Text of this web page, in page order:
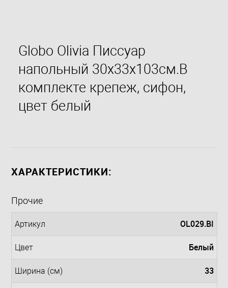
Globo Olivia Писсуар
напольный 30x33x103см.В
комплекте крепеж, сифон,
цвет белый
ХАРАКТЕРИСТИКИ:
Прочие
Артикул OL029.BI
Цвет Белый
Ширина (см) 33